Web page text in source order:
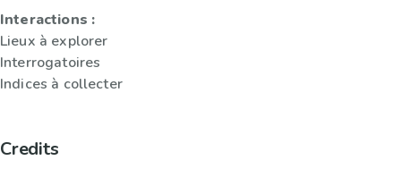
Interactions :
Lieux à explorer
Interrogatoires
Indices à collecter
Credits